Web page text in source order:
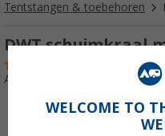
Tentstangen & toebehoren
DWT schuimkraal
Artikelnr: 282170
WELCOME TO